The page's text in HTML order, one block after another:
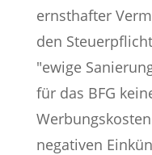
ernsthafter
den
"ewige
für das BFG
negativen